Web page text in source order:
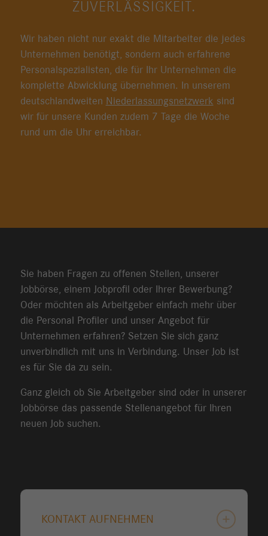
ZUVERLÄSSIGKEIT.
Wir haben nicht nur exakt die Mitarbeiter die jedes
Unternehmen benötigt, sondern auch erfahrene
Personalspezialisten, die für Ihr Unternehmen die
komplette Abwicklung übernehmen. In unserem
deutschlandweiten Niederlassungsnetzwerk sind
wir für unsere Kunden zudem 7 Tage die Woche
rund um die Uhr erreichbar.
Sie haben Fragen zu offenen Stellen, unserer
Jobbörse, einem Jobprofil oder Ihrer Bewerbung?
Oder möchten als Arbeitgeber einfach mehr über
die Personal Profiler und unser Angebot für
Unternehmen erfahren? Setzen Sie sich ganz
unverbindlich mit uns in Verbindung. Unser Job ist
es für Sie da zu sein.
Ganz gleich ob Sie Arbeitgeber sind oder in unserer
Jobbörse das passende Stellenangebot für Ihren
neuen Job suchen.
KONTAKT AUFNEHMEN